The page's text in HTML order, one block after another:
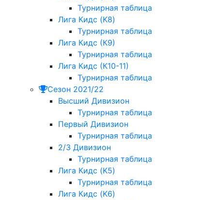
Турнирная таблица
Лига Кидс (K8)
Турнирная таблица
Лига Кидс (К9)
Турнирная таблица
Лига Кидс (К10-11)
Турнирная таблица
Сезон 2021/22
Высший Дивизион
Турнирная таблица
Первый Дивизион
Турнирная таблица
2/3 Дивизион
Турнирная таблица
Лига Кидс (K5)
Турнирная таблица
Лига Кидс (K6)